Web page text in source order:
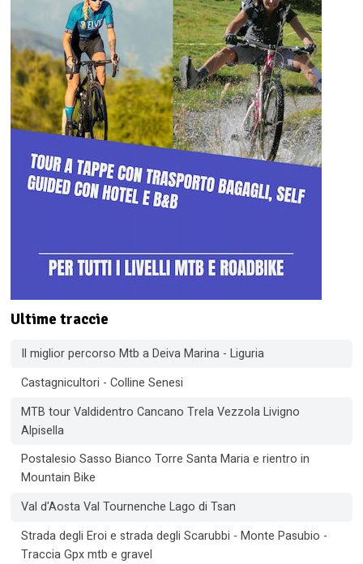
Ultime traccie
Il miglior percorso Mtb a Deiva Marina - Liguria
Castagnicultori - Colline Senesi
MTB tour Valdidentro Cancano Trela Vezzola Livigno
Alpisella
Postalesio Sasso Bianco Torre Santa Maria e rientro in
Mountain Bike
Val d'Aosta Val Tournenche Lago di Tsan
Strada degli Eroi e strada degli Scarubbi - Monte Pasubio -
Traccia Gpx mtb e gravel